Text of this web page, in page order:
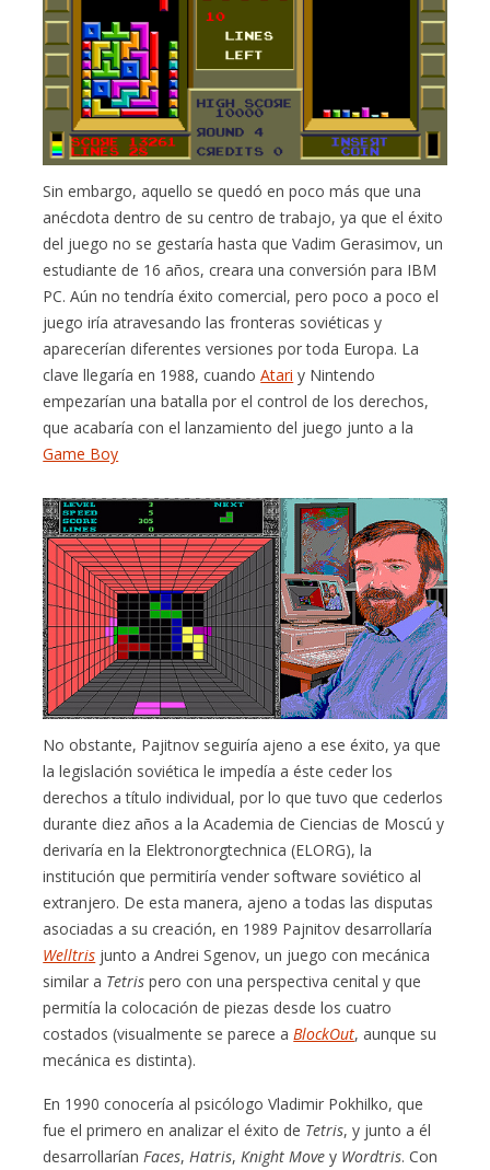
Sin embargo, aquello se quedó en poco más que una
anécdota dentro de su centro de trabajo, ya que el éxito
del juego no se gestaría hasta que Vadim Gerasimov, un
estudiante de 16 años, creara una conversión para IBM
PC. Aún no tendría éxito comercial, pero poco a poco el
juego iría atravesando las fronteras soviéticas y
aparecerían diferentes versiones por toda Europa. La
clave llegaría en 1988, cuandoAtari y Nintendo
empezarían una batalla por el control de los derechos,
que acabaría con el lanzamiento del juego junto a la
Game Boy
No obstante, Pajitnov seguiría ajeno a ese éxito, ya que
la legislación soviética le impedía a éste ceder los
derechos a título individual, por lo que tuvo que cederlos
durante diez años a la Academia de Ciencias de Moscú y
derivaría en la Elektronorgtechnica (ELORG), la
institución que permitiría vender software soviético al
extranjero. De esta manera, ajeno a todas las disputas
asociadas a su creación, en 1989 Pajnitov desarrollaría
Welltris junto a Andrei Sgenov, un juego con mecánica
similar a Tetris pero con una perspectiva cenital y que
permitía la colocación de piezas desde los cuatro
costados (visualmente se parece aBlockOut, aunque su
mecánica es distinta).
En 1990 conocería al psicólogo Vladimir Pokhilko, que
fue el primero en analizar el éxito de Tetris, y junto a él
desarrollaríanFaces,Hatris,Knight Move y Wordtris. Con